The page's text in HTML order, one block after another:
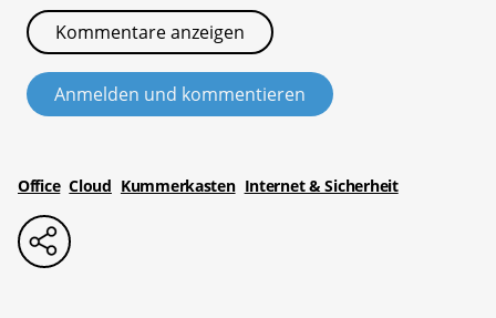
Kommentare anzeigen
Anmelden und kommentieren
Office Cloud Kummerkasten Internet & Sicherheit